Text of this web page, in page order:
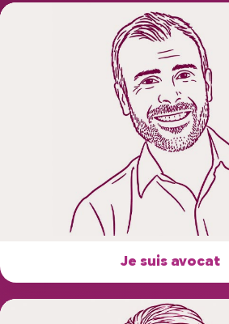
Je suis avocat